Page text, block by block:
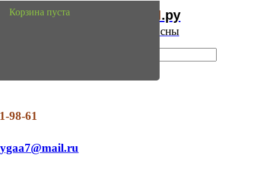
Мебель Сосны.ру
Интернет магазин мебели из сосны
98-61
Корзина пуста